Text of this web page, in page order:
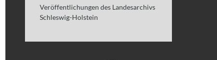
Veröffentlichungen des Landesarchivs
Schleswig-Holstein